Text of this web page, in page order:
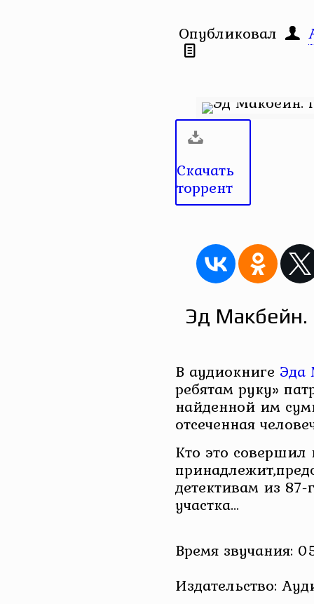
Опубликовал
Скачать
торрент
Эд Макбейн.
В аудиокниге Эда
ребятам руку»
найденной им
отсеченная
Кто это совершил
детективам из
участка…
Время звучания:
Издательство: